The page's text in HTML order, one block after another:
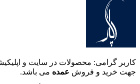
کاربر گرامی: محصولات در سایت و
جهت خرید و فروش عمده می باشد.